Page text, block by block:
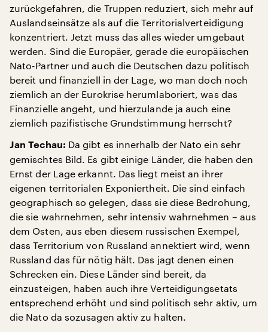
zurückgefahren, die Truppen reduziert, sich mehr auf
Auslandseinsätze als auf die Territorialverteidigung
konzentriert. Jetzt muss das alles wieder umgebaut
werden. Sind die Europäer, gerade die europäischen
Nato-Partner und auch die Deutschen dazu politisch
bereit und finanziell in der Lage, wo man doch noch
ziemlich an der Eurokrise herumlaboriert, was das
Finanzielle angeht, und hierzulande ja auch eine
ziemlich pazifistische Grundstimmung herrscht?
Jan Techau: Da gibt es innerhalb der Nato ein sehr
gemischtes Bild. Es gibt einige Länder, die haben den
Ernst der Lage erkannt. Das liegt meist an ihrer
eigenen territorialen Exponiertheit. Die sind einfach
geographisch so gelegen, dass sie diese Bedrohung,
die sie wahrnehmen, sehr intensiv wahrnehmen – aus
dem Osten, aus eben diesem russischen Exempel,
dass Territorium von Russland annektiert wird, wenn
Russland das für nötig hält. Das jagt denen einen
Schrecken ein. Diese Länder sind bereit, da
einzusteigen, haben auch ihre Verteidigungsetats
entsprechend erhöht und sind politisch sehr aktiv, um
die Nato da sozusagen aktiv zu halten.